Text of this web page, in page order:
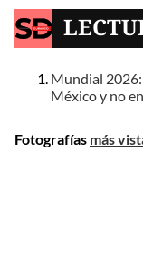
Mundial 2026:
México y no
Fotografías más